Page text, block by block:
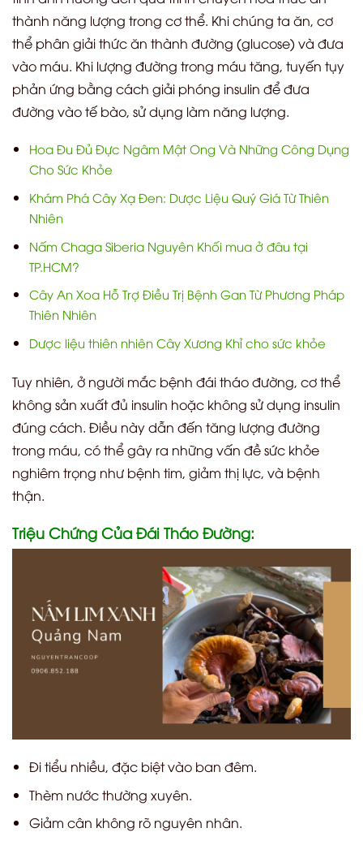
thành năng lượng trong cơ thể. Khi chúng ta ăn, cơ
thể phân giải thức ăn thành đường (glucose) và đưa
vào máu. Khi lượng đường trong máu tăng, tuyến tụy
phản ứng bằng cách giải phóng insulin để đưa
đường vào tế bào, sử dụng làm năng lượng.
Hoa Đu Đủ Đực Ngâm Mật Ong Và Những Công Dụng
Cho Sức Khỏe
Khám Phá Cây Xạ Đen: Dược Liệu Quý Giá Từ Thiên
Nhiên
Nấm Chaga Siberia Nguyên Khối mua ở đâu tại
TP.HCM?
Cây An Xoa Hỗ Trợ Điều Trị Bệnh Gan Từ Phương Pháp
Thiên Nhiên
Dược liệu thiên nhiên Cây Xương Khỉ cho sức khỏe
Tuy nhiên, ở người mắc bệnh đái tháo đường, cơ thể
không sản xuất đủ insulin hoặc không sử dụng insulin
đúng cách. Điều này dẫn đến tăng lượng đường
trong máu, có thể gây ra những vấn đề sức khỏe
nghiêm trọng như bệnh tim, giảm thị lực, và bệnh
thận.
Triệu Chứng Của Đái Tháo Đường:
Đi tiểu nhiều, đặc biệt vào ban đêm.
Thèm nước thường xuyên.
Giảm cân không rõ nguyên nhân.